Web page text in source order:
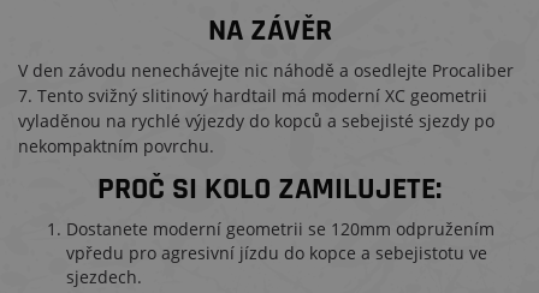
NA ZÁVĚR
V den závodu nenechávejte nic náhodě a osedlejte Procaliber
7. Tento svižný slitinový hardtail má moderní XC geometrii
vyladěnou na rychlé výjezdy do kopců a sebejisté sjezdy po
nekompaktním povrchu.
PROČ SI KOLO ZAMILUJETE:
Dostanete moderní geometrii se 120mm odpružením
vpředu pro agresivní jízdu do kopce a sebejistotu ve
sjezdech.